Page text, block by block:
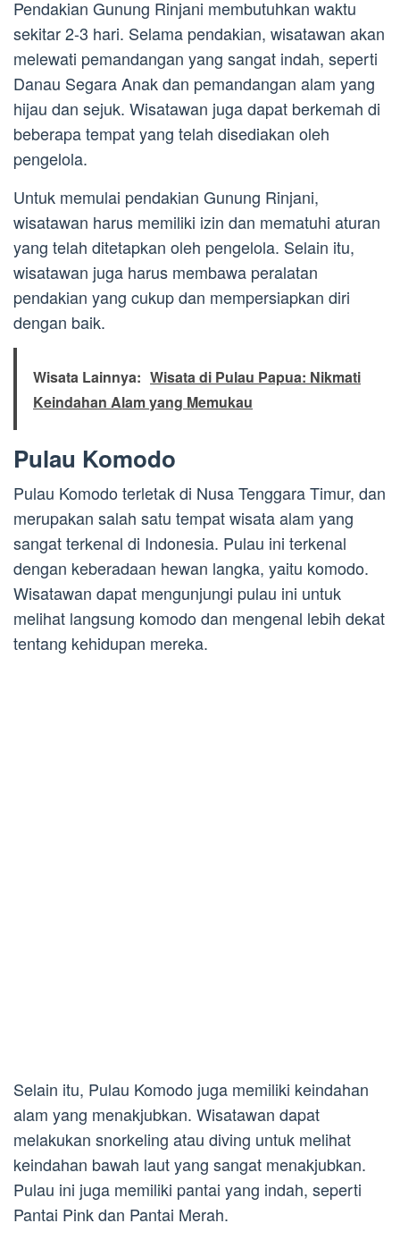
Pendakian Gunung Rinjani membutuhkan waktu
sekitar 2-3 hari. Selama pendakian, wisatawan akan
melewati pemandangan yang sangat indah, seperti
Danau Segara Anak dan pemandangan alam yang
hijau dan sejuk. Wisatawan juga dapat berkemah di
beberapa tempat yang telah disediakan oleh
pengelola.
Untuk memulai pendakian Gunung Rinjani,
wisatawan harus memiliki izin dan mematuhi aturan
yang telah ditetapkan oleh pengelola. Selain itu,
wisatawan juga harus membawa peralatan
pendakian yang cukup dan mempersiapkan diri
dengan baik.
Wisata Lainnya: Wisata di Pulau Papua: Nikmati
Keindahan Alam yang Memukau
Pulau Komodo
Pulau Komodo terletak di Nusa Tenggara Timur, dan
merupakan salah satu tempat wisata alam yang
sangat terkenal di Indonesia. Pulau ini terkenal
dengan keberadaan hewan langka, yaitu komodo.
Wisatawan dapat mengunjungi pulau ini untuk
melihat langsung komodo dan mengenal lebih dekat
tentang kehidupan mereka.
Selain itu, Pulau Komodo juga memiliki keindahan
alam yang menakjubkan. Wisatawan dapat
melakukan snorkeling atau diving untuk melihat
keindahan bawah laut yang sangat menakjubkan.
Pulau ini juga memiliki pantai yang indah, seperti
Pantai Pink dan Pantai Merah.